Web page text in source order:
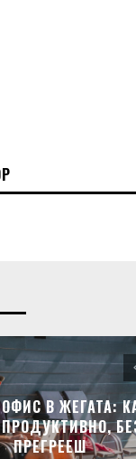
В ЖЕГАТА:
ПРЕГРЕЕШ